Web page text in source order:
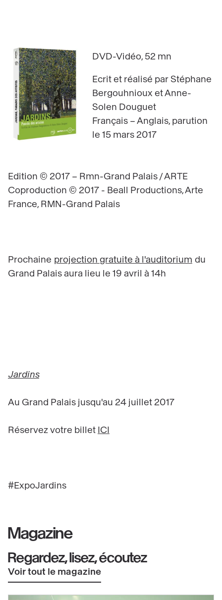
DVD-Vidéo, 52 mn
Ecrit et réalisé par Stéphane
Bergouhnioux et Anne-
Solen Douguet
Français – Anglais, parution
le 15 mars 2017
Edition © 2017 – Rmn-Grand Palais / ARTE
Coproduction © 2017 - Beall Productions, Arte
France, RMN-Grand Palais
Prochaine projection gratuite à l'auditorium du
Grand Palais aura lieu le 19 avril à 14h
Jardins
Au Grand Palais jusqu'au 24 juillet 2017
Réservez votre billet ICI
#ExpoJardins
Magazine
Regardez, lisez, écoutez
Voir tout le magazine